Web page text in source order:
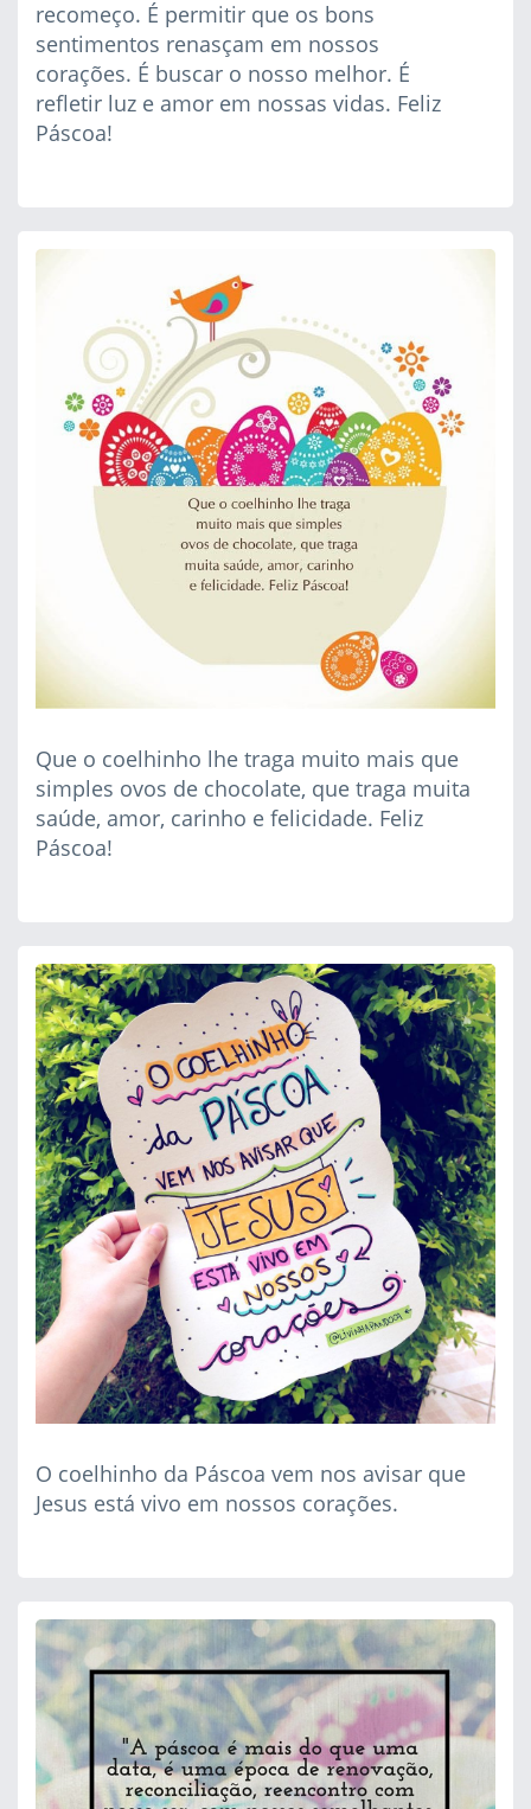
recomeço. É permitir que os bons
sentimentos renasçam em nossos
corações. É buscar o nosso melhor. É
refletir luz e amor em nossas vidas. Feliz
Páscoa!
Que o coelhinho lhe traga muito mais que
simples ovos de chocolate, que traga muita
saúde, amor, carinho e felicidade. Feliz
Páscoa!
O coelhinho da Páscoa vem nos avisar que
Jesus está vivo em nossos corações.